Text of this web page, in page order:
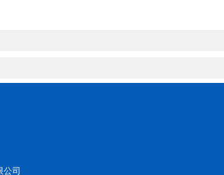
公司